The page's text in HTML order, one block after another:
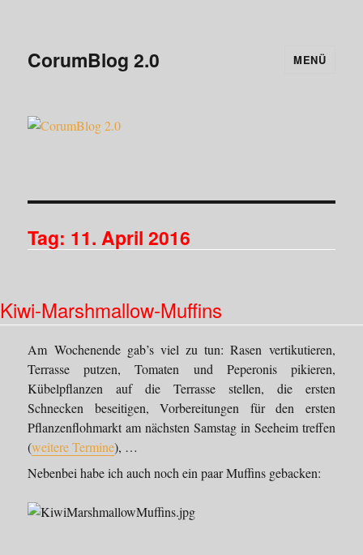
CorumBlog 2.0 MENÜ
Tag: 11. April 2016
Kiwi-Marshmallow-Muffins
Am Wochenende gab’s viel zu tun: Rasen vertikutieren,
Terrasse putzen, Tomaten und Peperonis pikieren,
Kübelpflanzen auf die Terrasse stellen, die ersten
Schnecken beseitigen, Vorbereitungen für den ersten
Pflanzenflohmarkt am nächsten Samstag in Seeheim treffen
(weitere Termine), …
Nebenbei habe ich auch noch ein paar Muffins gebacken: